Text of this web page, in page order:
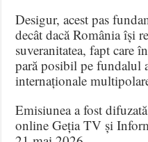
Desigur, acest pas
decât dacă România își
suveranitatea, fapt care
pară posibil pe fundalul
internaționale
Emisiunea a fost
online Geția TV și